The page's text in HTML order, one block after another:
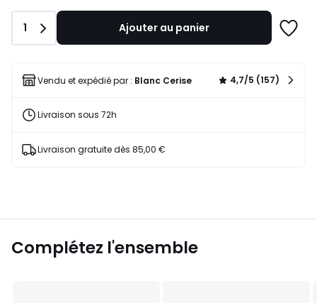
Quantité
1 Ajouter au panier
liste
Vendu et expédié par : Blanc Cerise 4,7/5 (157)
Livraison sous 72h
Livraison gratuite dès 85,00 €
Complétez l'ensemble